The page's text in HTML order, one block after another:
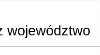
województwo